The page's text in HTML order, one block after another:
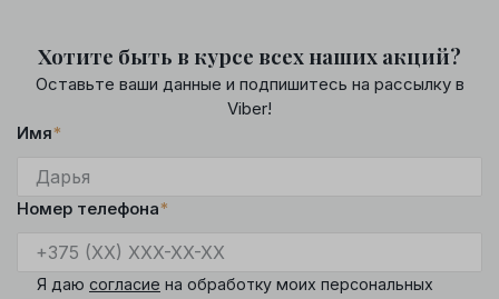
Хотите быть в курсе всех наших акций?
Оставьте ваши данные и подпишитесь на рассылку в
Viber!
Имя*
Номер телефона*
Я даю согласие на обработку моих персональных